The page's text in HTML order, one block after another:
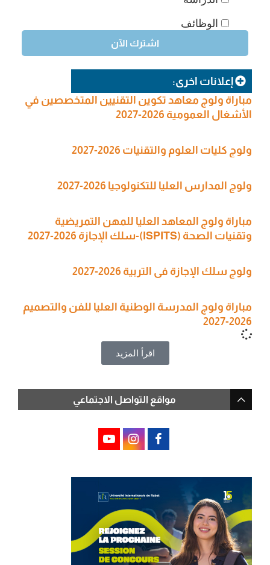
الوظائف
إعلانات اخرى:
مباراة ولوج معاهد تكوين التقنيين المتخصصين في
الأشغال العمومية 2026-2027
ولوج كليات العلوم والتقنيات 2026-2027
ولوج المدارس العليا للتكنولوجيا 2026-2027
مباراة ولوج المعاهد العليا للمهن التمريضية
وتقنيات الصحة (ISPITS)-سلك الإجازة 2026-2027
ولوج سلك الإجازة في التربية 2026-2027
مباراة ولوج المدرسة الوطنية العليا للفن والتصميم
2026-2027
اقرأ المزيد
مواقع التواصل الاجتماعي